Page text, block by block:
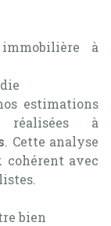
à
estimations
à
. Cette analyse
avec
bien